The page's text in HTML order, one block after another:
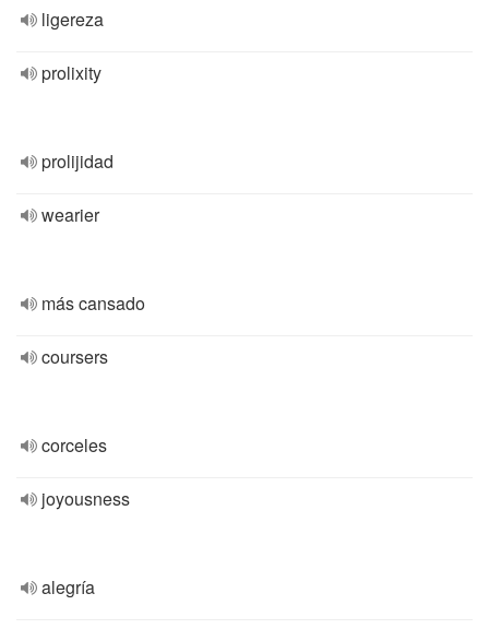
ligereza
prolixity
prolijidad
wearier
más cansado
coursers
corceles
joyousness
alegría